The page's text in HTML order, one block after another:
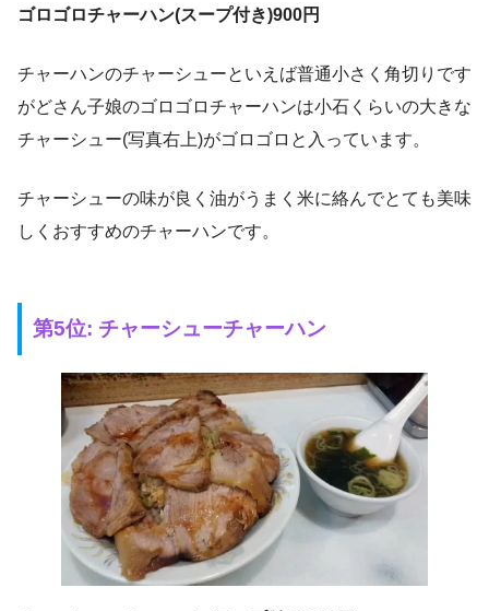
ゴロゴロチャーハン(スープ付き)900円
チャーハンのチャーシューといえば普通小さく角切りです
がどさん子娘のゴロゴロチャーハンは小石くらいの大きな
チャーシュー(写真右上)がゴロゴロと入っています。
チャーシューの味が良く油がうまく米に絡んでとても美味
しくおすすめのチャーハンです。
第5位: チャーシューチャーハン